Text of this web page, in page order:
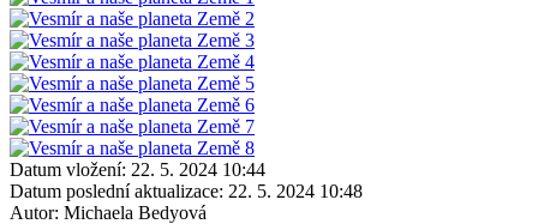
Datum vložení: 22. 5. 2024 10:44
Datum poslední aktualizace: 22. 5. 2024 10:48
Autor: Michaela Bedyová